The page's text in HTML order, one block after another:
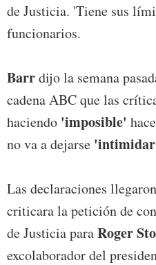
de Justicia. 'Tiene sus
funcionarios.
Barrdijo la semana
cadena ABC que las
haciendo 'imposible'
no va a dejarse 'intimidar
Las declaraciones
criticara la petición de
de Justicia paraRoger
excolaborador del